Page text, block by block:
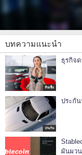
บทความแนะนำ
สินเชื่อ
ธุรกิจ
ประกัน
ประกั
ผันผว